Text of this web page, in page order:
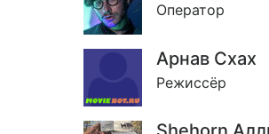
Оператор
Арнав Схах
Режиссёр